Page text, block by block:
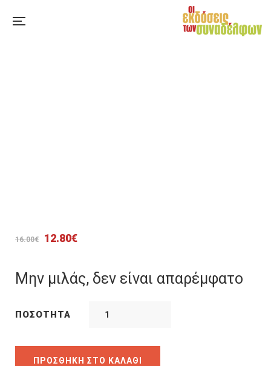
16.00€
Original
was:
16.00€.
12.80€Η
τιμή
είναι:
Μην μιλάς, δεν είναι απαρέμφατο
ΠΟΣΌΤΗΤΑ
ΠΡΟΣΘΉΚΗ ΣΤΟ ΚΑΛΆΘΙ